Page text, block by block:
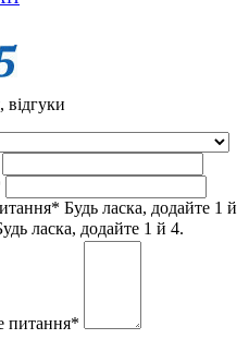
відгуки
* Будь ласка, додайте 1 й
ласка, додайте 1 й 4.
питання*